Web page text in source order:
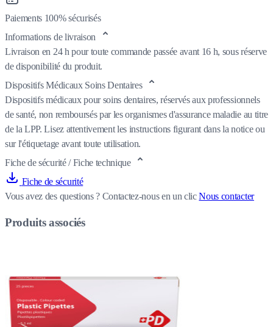
Paiements 100% sécurisés
Informations de livraison
Livraison en 24 h pour toute commande passée avant 16 h, sous réserve
de disponibilité du produit.
Dispositifs Médicaux Soins Dentaires
Dispositifs médicaux pour soins dentaires, réservés aux professionnels
de santé, non remboursés par les organismes d'assurance maladie au titre
de la LPP. Lisez attentivement les instructions figurant dans la notice ou
sur l'étiquetage avant toute utilisation.
Fiche de sécurité / Fiche technique
Fiche de sécurité
Vous avez des questions ? Contactez-nous en un clicNous contacter
Produits associés